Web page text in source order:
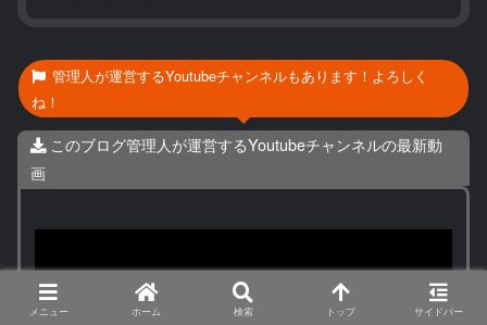
管理人が運営するYoutubeチャンネルもあります！よろしく
ね！
このブログ管理人が運営するYoutubeチャンネルの最新動
画
メニュー ホーム 検索 トップ サイドバー